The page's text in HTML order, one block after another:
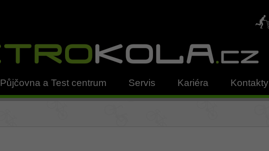
Půjčovna a Test centrum Servis Kariéra Kontakty